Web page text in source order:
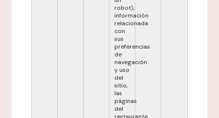
robot),
información
relacionada
con
sus
preferencias
de
navegación
y uso
del
sitio,
las
páginas
del